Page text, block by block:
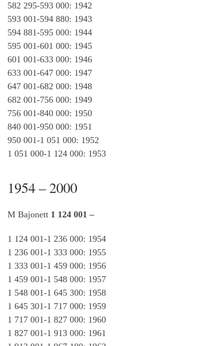
582 295-593 000: 1942
593 001-594 880: 1943
594 881-595 000: 1944
595 001-601 000: 1945
601 001-633 000: 1946
633 001-647 000: 1947
647 001-682 000: 1948
682 001-756 000: 1949
756 001-840 000: 1950
840 001-950 000: 1951
950 001-1 051 000: 1952
1 051 000-1 124 000: 1953
1954 – 2000
M Bajonett 1 124 001 –
1 124 001-1 236 000: 1954
1 236 001-1 333 000: 1955
1 333 001-1 459 000: 1956
1 459 001-1 548 000: 1957
1 548 001-1 645 300: 1958
1 645 301-1 717 000: 1959
1 717 001-1 827 000: 1960
1 827 001-1 913 000: 1961